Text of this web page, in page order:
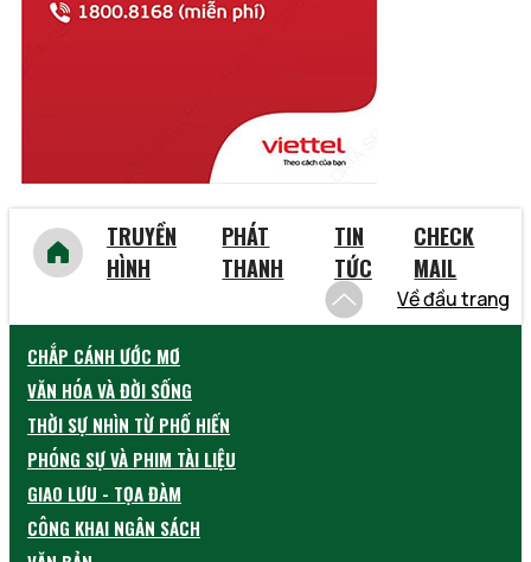
Vũng Tàu
TRUYỀN
HÌNH
PHÁT
THANH
TIN
TỨC
CHECK
MAIL
Về đầu trang
CHẮP CÁNH ƯỚC MƠ
VĂN HÓA VÀ ĐỜI SỐNG
THỜI SỰ NHÌN TỪ PHỐ HIẾN
PHÓNG SỰ VÀ PHIM TÀI LIỆU
GIAO LƯU - TỌA ĐÀM
CÔNG KHAI NGÂN SÁCH